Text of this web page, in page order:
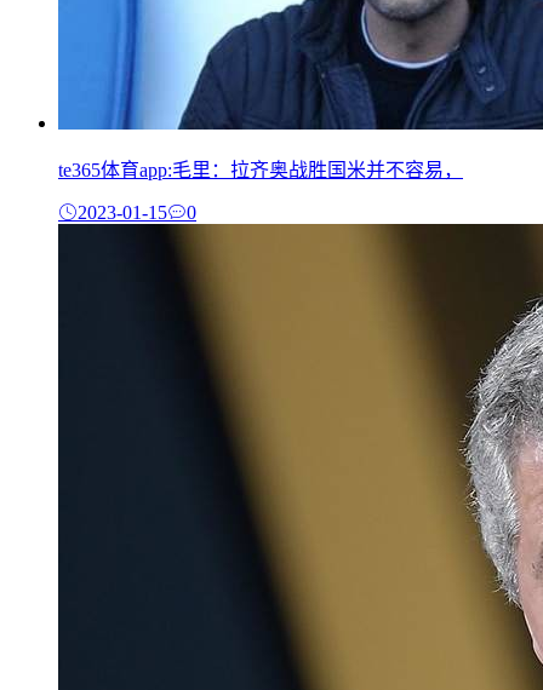
te365体育app:毛里：拉齐奥战胜国米并不容易，
2023-01-15 0